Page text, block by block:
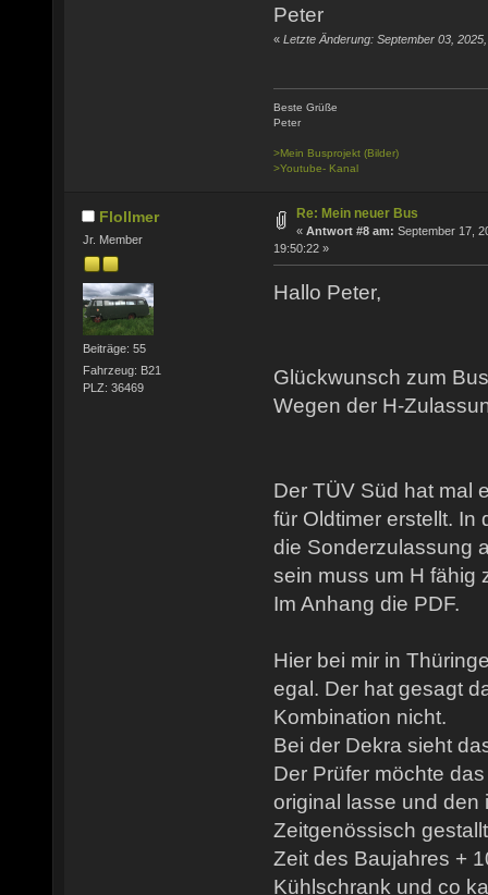
Peter
« Letzte Änderung: September 03,
Beste Grüße
Peter
>Mein Busprojekt (Bilder)
>Youtube- Kanal
Flollmer
Jr. Member
Beiträge: 55
Fahrzeug: B21
PLZ: 36469
Re: Mein neuer Bus
« Antwort #8 am: September 17,
19:50:22 »
Hallo Peter,
Glückwunsch zum
Wegen der H-
Der TÜV Süd hat mal
für Oldtimer erstellt. In
die Sonderzulassung
sein muss um H fähig
Im Anhang die PDF.
Hier bei mir in
egal. Der hat gesagt
Kombination nicht.
Bei der Dekra sieht
Der Prüfer möchte
original lasse und den
Zeitgenössisch
Zeit des Baujahres +
Kühlschrank und co